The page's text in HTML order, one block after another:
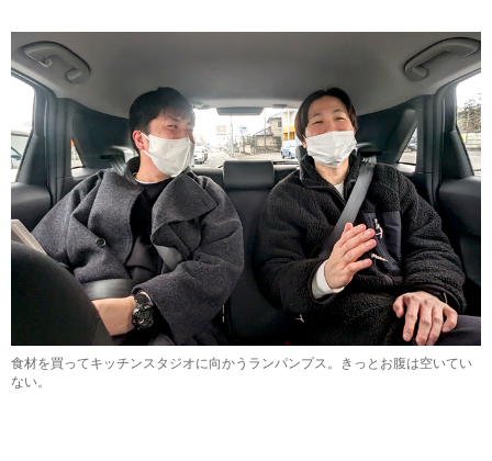
食材を買ってキッチンスタジオに向かうランパンプス。きっとお腹は空いてい
ない。